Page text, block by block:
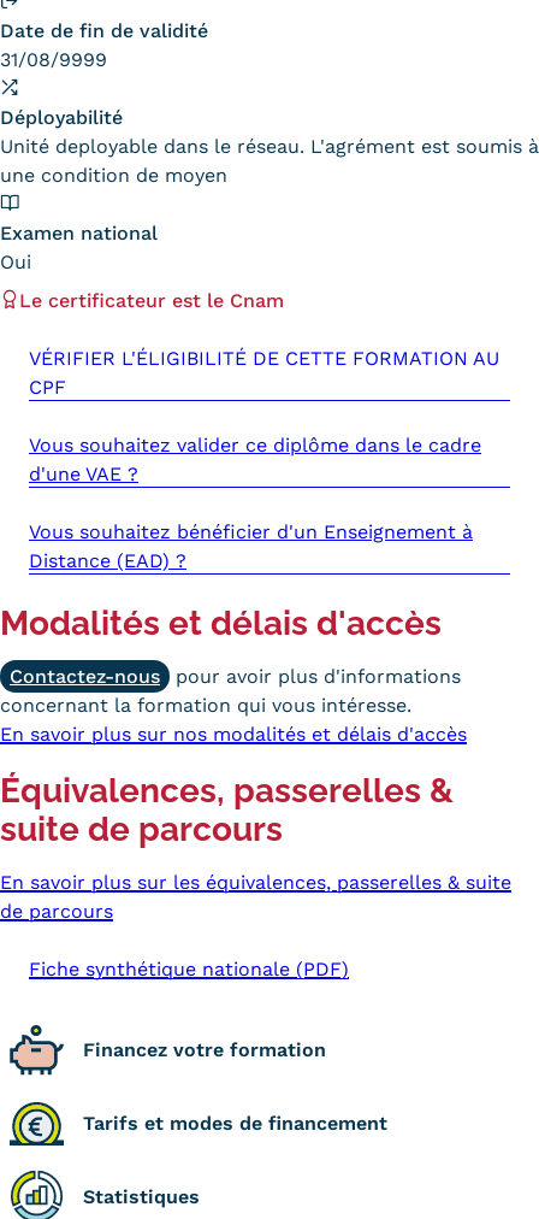
Kits communications Cnam
Fiche contact salons, forums,
JPO
Date de fin de validité
31/08/9999
Déployabilité
Unité deployable dans le réseau. L'agrément est soumis à
une condition de moyen
Examen national
Oui
Le certificateur est le Cnam
VÉRIFIER L'ÉLIGIBILITÉ DE CETTE FORMATION AU
CPF
Vous souhaitez valider ce diplôme dans le cadre
d'une VAE ?
Vous souhaitez bénéficier d'un Enseignement à
Distance (EAD) ?
Modalités et délais d'accès
Contactez-nous
pour avoir plus d'informations
concernant la formation qui vous intéresse.
En savoir plus sur nos modalités et délais d'accès
Équivalences, passerelles &
suite de parcours
En savoir plus sur les équivalences, passerelles & suite
de parcours
Fiche synthétique nationale (PDF)
Financez votre formation
Tarifs et modes de financement
Statistiques